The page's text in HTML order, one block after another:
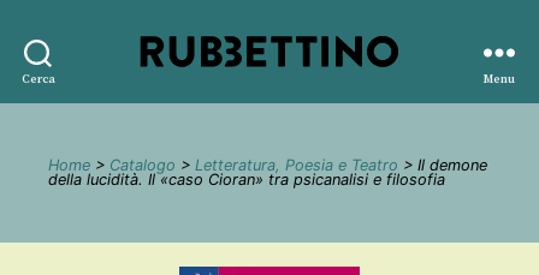
Cerca
editore
Menu
Home > Catalogo > Letteratura, Poesia e Teatro > Il demone
della lucidità. Il «caso Cioran» tra psicanalisi e filosofia